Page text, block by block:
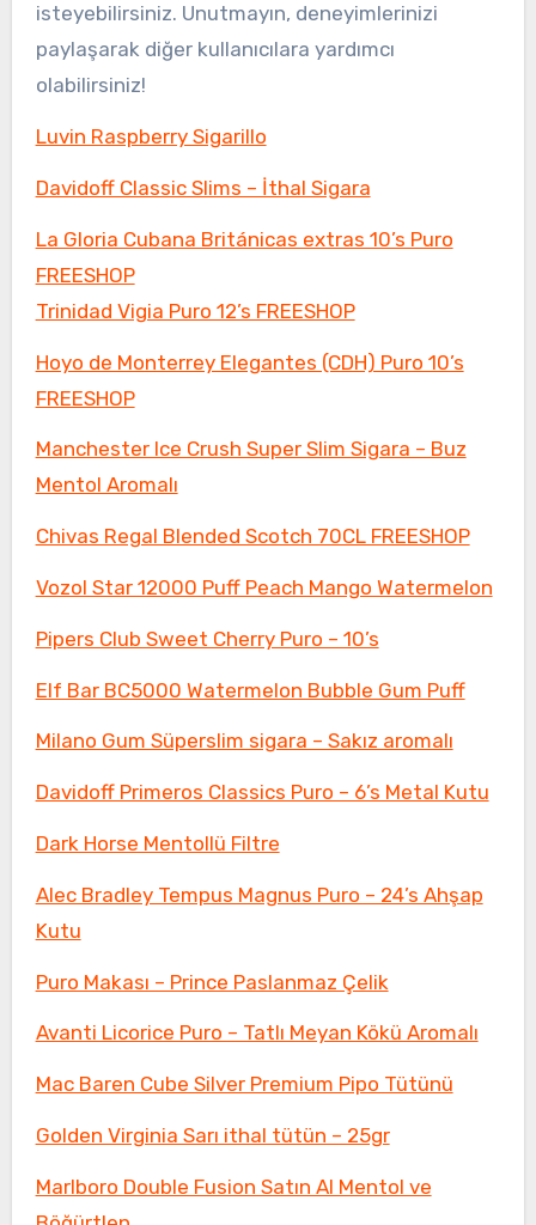
isteyebilirsiniz. Unutmayın, deneyimlerinizi
paylaşarak diğer kullanıcılara yardımcı
olabilirsiniz!
Luvin Raspberry Sigarillo
Davidoff Classic Slims – İthal Sigara
La Gloria Cubana Británicas extras 10’s Puro
FREESHOP
Trinidad Vigia Puro 12’s FREESHOP
Hoyo de Monterrey Elegantes (CDH) Puro 10’s
FREESHOP
Manchester Ice Crush Super Slim Sigara – Buz
Mentol Aromalı
Chivas Regal Blended Scotch 70CL FREESHOP
Vozol Star 12000 Puff Peach Mango Watermelon
Pipers Club Sweet Cherry Puro – 10’s
Elf Bar BC5000 Watermelon Bubble Gum Puff
Milano Gum Süperslim sigara – Sakız aromalı
Davidoff Primeros Classics Puro – 6’s Metal Kutu
Dark Horse Mentollü Filtre
Alec Bradley Tempus Magnus Puro – 24’s Ahşap
Kutu
Puro Makası – Prince Paslanmaz Çelik
Avanti Licorice Puro – Tatlı Meyan Kökü Aromalı
Mac Baren Cube Silver Premium Pipo Tütünü
Golden Virginia Sarı ithal tütün – 25gr
Marlboro Double Fusion Satın Al Mentol ve